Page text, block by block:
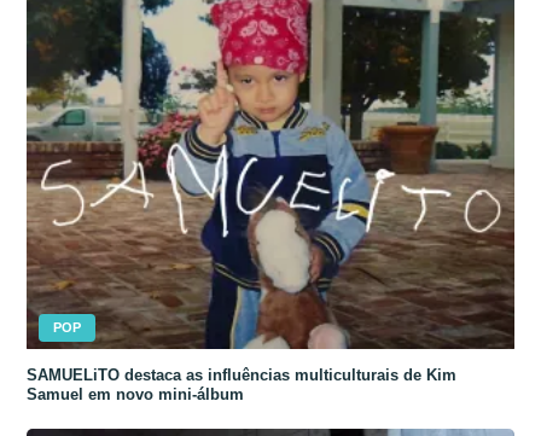
POP
SAMUELiTO destaca as influências multiculturais de Kim
Samuel em novo mini-álbum